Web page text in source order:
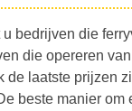
bedrijven die
die opereren
de laatste prijzen
beste manier om